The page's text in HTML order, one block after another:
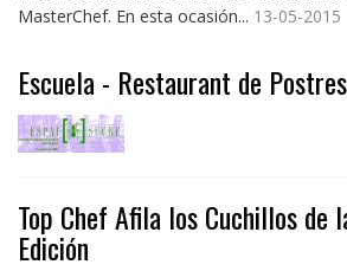
MasterChef. En esta ocasión... 13-05-2015
Escuela - Restaurant de
Top Chef Afila los Cuchillos de
Edición